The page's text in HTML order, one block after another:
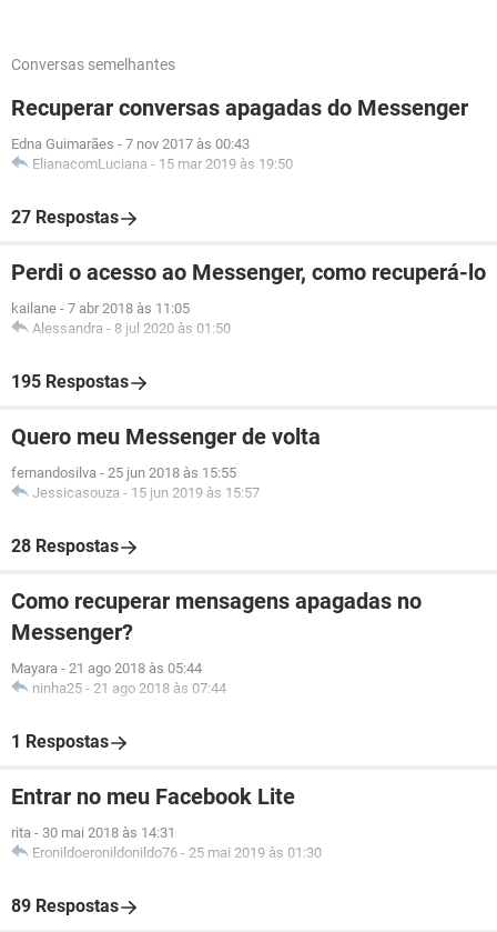
Conversas semelhantes
Recuperar conversas apagadas do Messenger
Edna Guimarães - 7 nov 2017 às 00:43
ElianacomLuciana - 15 mar 2019 às 19:50
27 Respostas
Perdi o acesso ao Messenger, como recuperá-lo
kailane - 7 abr 2018 às 11:05
Alessandra - 8 jul 2020 às 01:50
195 Respostas
Quero meu Messenger de volta
fernandosilva - 25 jun 2018 às 15:55
Jessicasouza - 15 jun 2019 às 15:57
28 Respostas
Como recuperar mensagens apagadas no
Messenger?
Mayara - 21 ago 2018 às 05:44
ninha25 - 21 ago 2018 às 07:44
1 Respostas
Entrar no meu Facebook Lite
rita - 30 mai 2018 às 14:31
Eronildoeronildonildo76 - 25 mai 2019 às 01:30
89 Respostas